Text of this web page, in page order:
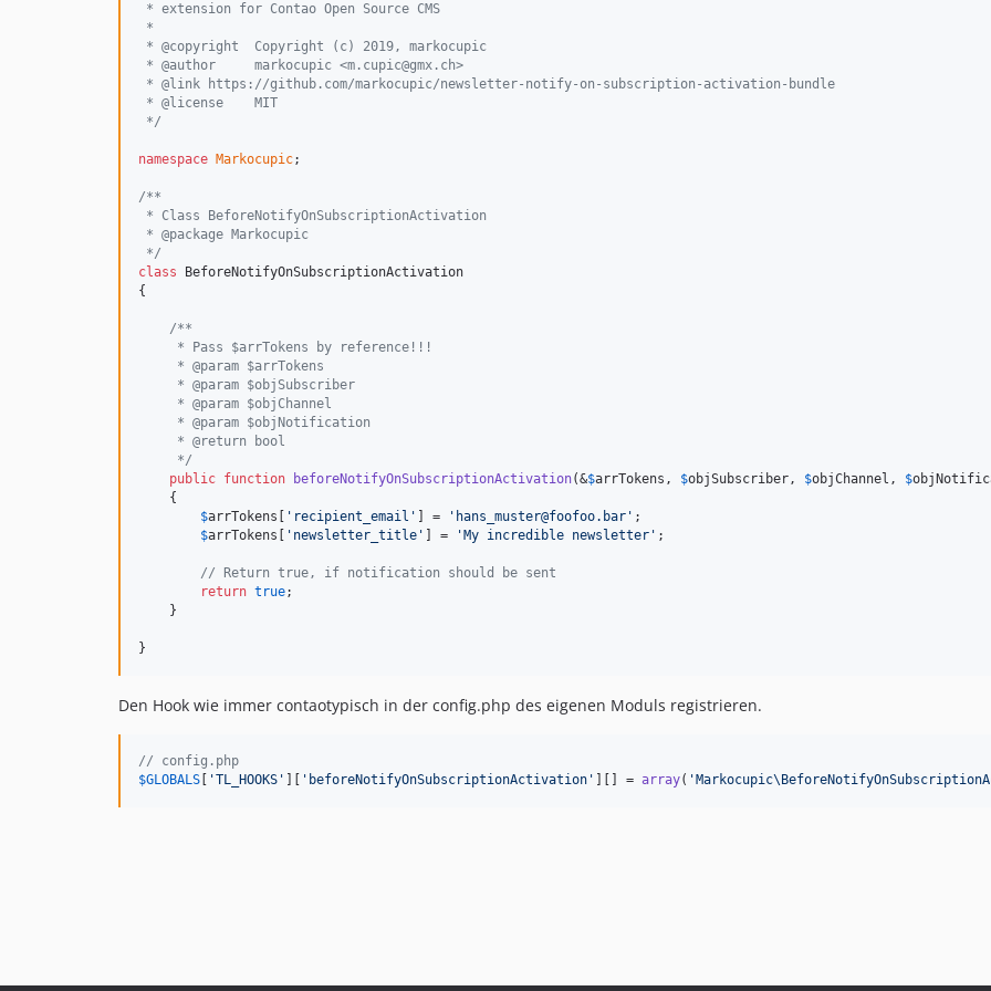
* extension for Contao Open Source CMS
*
* @copyright  Copyright (c) 2019, markocupic
* @author     markocupic <m.cupic@gmx.ch>
* @link https://github.com/markocupic/newsletter-notify-on-subscription-activation-bundle
* @license    MIT
*/
namespace Markocupic;
/**
* Class BeforeNotifyOnSubscriptionActivation
* @package Markocupic
*/
class BeforeNotifyOnSubscriptionActivation
{
/**
     * Pass $arrTokens by reference!!!
     * @param $arrTokens
     * @param $objSubscriber
     * @param $objChannel
     * @param $objNotification
     * @return bool
     */
public function beforeNotifyOnSubscriptionActivation(&$arrTokens , $objSubscriber, $objChannel , $
    {
$arrTokens ' recipient_email ' ] = ' hans_muster@foofoo.bar ' ;
$arrTokens ' newsletter_title ' ] = ' My incredible newsletter ' ;
// Return true, if notification should be sent
return true;
    }
}
Den Hook wie immer contaotypisch in der config.php des eigenen Moduls registrieren.
// config.php
$GLOBALS 'TL_HOOKS ' ' beforeNotifyOnSubscriptionActivation ' ][] = array( '